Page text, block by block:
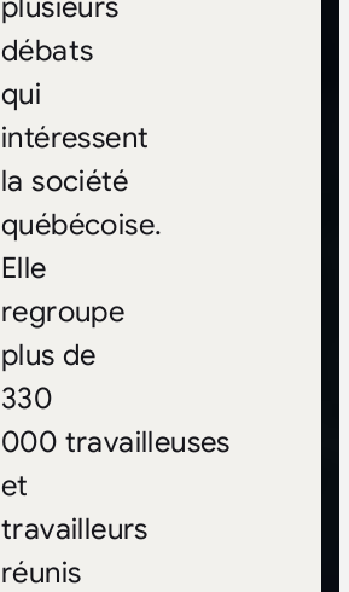
débats
qui
intéressent
la société
québécoise.
Elle
regroupe
plus de
330
000 travailleuses
et
travailleurs
réunis